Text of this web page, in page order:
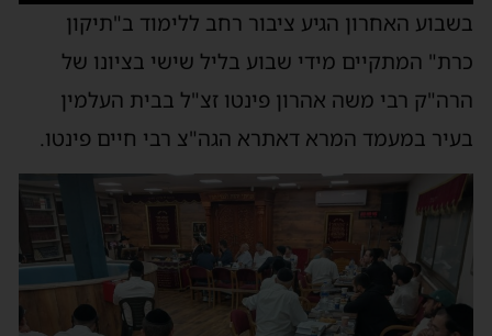
בשבוע האחרון הגיע ציבור רחב ללימוד ב"תיקון
כרת" המתקיים מידי שבוע בליל שישי בציונו של
הרה"ק רבי משה אהרון פינטו זצ"ל בבית העלמין
בעיר במעמד המרא דאתרא הגה"צ רבי חיים פינטו.